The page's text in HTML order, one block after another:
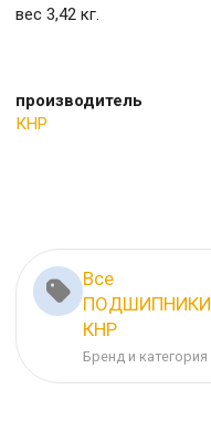
вес 3,42 кг.
производитель
КНР
Все
ПОДШИПНИКИ
КНР
Бренд и категория